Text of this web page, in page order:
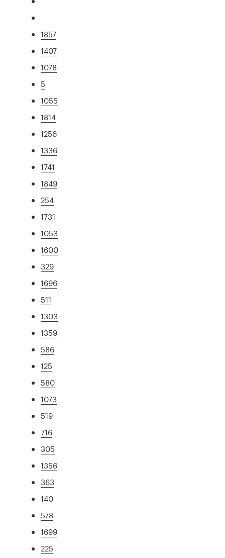
1857
1407
1078
5
1055
1814
1256
1336
1741
1849
254
1731
1053
1600
329
1696
511
1303
1359
586
125
580
1073
519
716
305
1356
363
140
578
1699
225